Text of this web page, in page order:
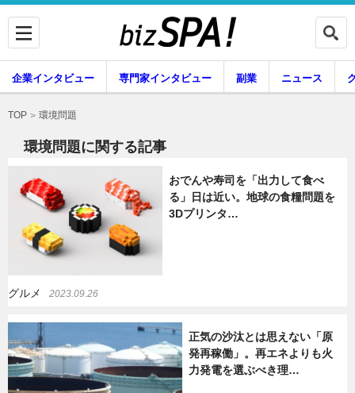
企業インタビュー 専門家インタビュー
グルメ
暮らし
企業インタビュー 専門家インタビュー 副業 ニュース
暮らし エンタメ
TOP 環境問題
環境問題に関する記事
おでんや寿司を「出力して食べ
る」日は近い。地球の食糧問題を
3Dプリンタ…
グルメ 2023.09.26
正気の沙汰とは思えない「原
発再稼働」。再エネよりも火
力発電を選ぶべき理…